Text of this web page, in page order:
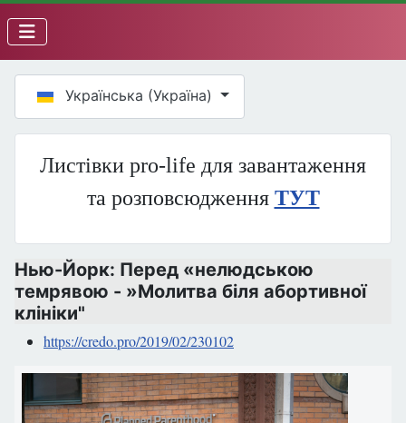
Оберіть свою мову
Українська (Україна)
Листівки pro-life для завантаження
та розповсюдження ТУТ
Нью-Йорк: Перед «нелюдською
темрявою - »Молитва біля абортивної
клініки"
https://credo.pro/2019/02/230102